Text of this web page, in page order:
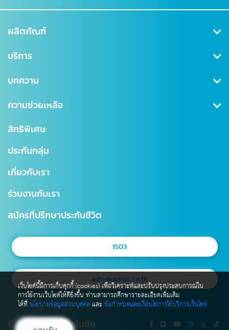
ผลิตภัณฑ์
คุ้มครองสุขภาพ
คุ้มครองอุบัติเหตุ
ประกันชีวิตควบการลงทุน
บริการ
สมัครสมาชิก/เข้าสู่ระบบ
การเรียกร้องค่าสินไหม
การเปลี่ยนแปลงกรมธรรม์
บริการอื่นๆ
มาตรฐานการให้บริการธุรกิจประกันชีวิต (SLA)
บทความ
ข่าวสาร CSR
ความช่วยเหลือ
สำนักงานใหญ่
สาขาไทยสมุทร
แผนผังเว็บไซต์
สิทธิพิเศษ
ประกันกลุ่ม
เกี่ยวกับเรา
ร่วมงานกับเรา
สมัครที่ปรึกษาประกันชีวิต
1503
info@ocean.co.th
รับข่าวสาร และโปรโมชัน
เว็บไซต์นี้มีการเก็บคุกกี้ (cookies) เพื่อวิเคราะห์และปรับปรุงประสบการณ์ใน
การใช้งานเว็บไซต์ให้ดียิ่งขึ้น ท่านสามารถศึกษารายละเอียดเพิ่มเติม
ได้ที่ นโยบายข้อมูลส่วนบุคคล และข้อกำหนดและเงื่อนไขการใช้บริการเว็บไซต์